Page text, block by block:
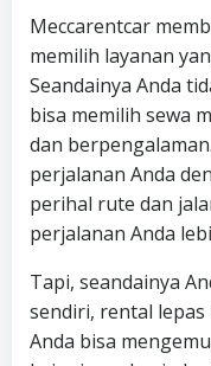
Meccarentcar
memilih layanan
Seandainya Anda
bisa memilih sewa
dan
perjalanan Anda
perihal rute dan
perjalanan Anda
Tapi, seandainya
sendiri, rental
Anda bisa